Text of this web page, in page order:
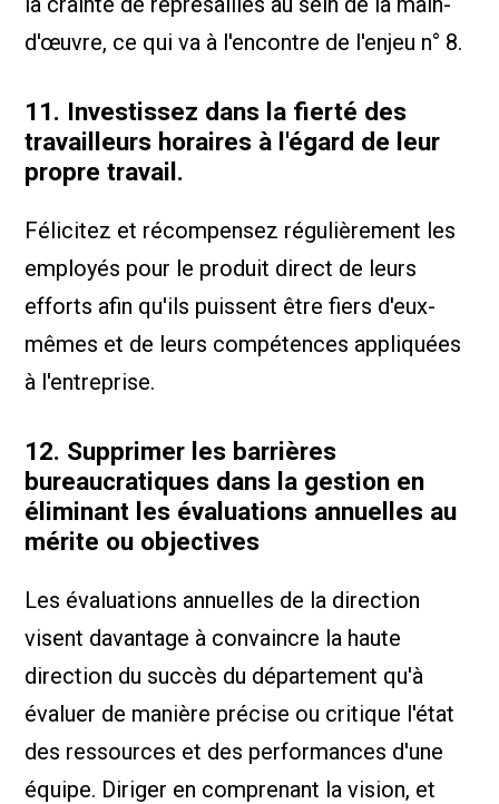
d'œuvre, ce qui va à l'encontre de l'enjeu n° 8.
11. Investissez dans la fierté des
travailleurs horaires à l'égard de leur
propre travail.
Félicitez et récompensez régulièrement les
employés pour le produit direct de leurs
efforts afin qu'ils puissent être fiers d'eux-
mêmes et de leurs compétences appliquées
à l'entreprise.
12. Supprimer les barrières
bureaucratiques dans la gestion en
éliminant les évaluations annuelles au
mérite ou objectives
Les évaluations annuelles de la direction
visent davantage à convaincre la haute
direction du succès du département qu'à
évaluer de manière précise ou critique l'état
des ressources et des performances d'une
équipe. Diriger en comprenant la vision, et